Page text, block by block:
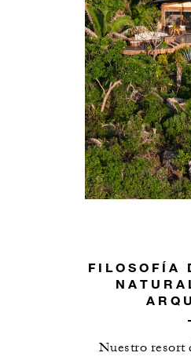
FILOSOFÍA
Nuestro resort